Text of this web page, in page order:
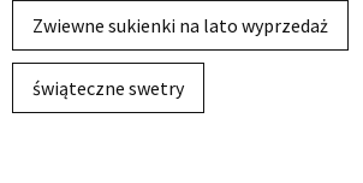
Zwiewne sukienki na lato wyprzedaż
świąteczne swetry